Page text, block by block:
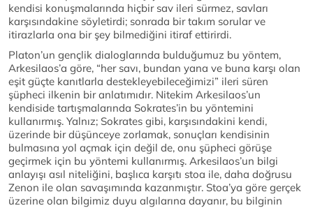
kendisi konuşmalarında hiçbir sav ileri sürmez, savları
karşısındakine söyletirdi; sonrada bir takım sorular ve
itirazlarla ona bir şey bilmediğini itiraf ettirirdi.
Platon’un gençlik dialoglarında bulduğumuz bu yöntem,
Arkesilaos’a göre, “her savı, bundan yana ve buna karşı olan
eşit güçte kanıtlarla destekleyebileceğimizi” ileri süren
şüpheci ilkenin bir anlatımıdır. Nitekim Arkesilaos’un
kendiside tartışmalarında Sokrates’in bu yöntemini
kullanırmış. Yalnız; Sokrates gibi, karşısındakini kendi,
üzerinde bir düşünceye zorlamak, sonuçları kendisinin
bulmasına yol açmak için değil de, onu şüpheci görüşe
geçirmek için bu yöntemi kullanırmış. Arkesilaos’un bilgi
anlayışı asıl niteliğini, başlıca karşıtı stoa ile, daha doğrusu
Zenon ile olan savaşımında kazanmıştır. Stoa’ya göre gerçek
üzerine olan bilgimiz duyu algılarına dayanır, bu bilginin